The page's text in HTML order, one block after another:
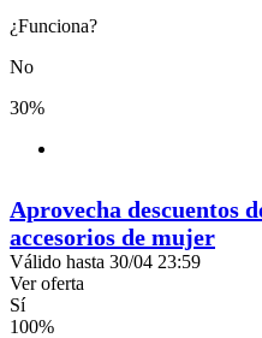
¿Funciona?
No
30%
Aprovecha descuentos
accesorios de mujer
Válido hasta 30/04 23:59
Ver oferta
Sí
100%